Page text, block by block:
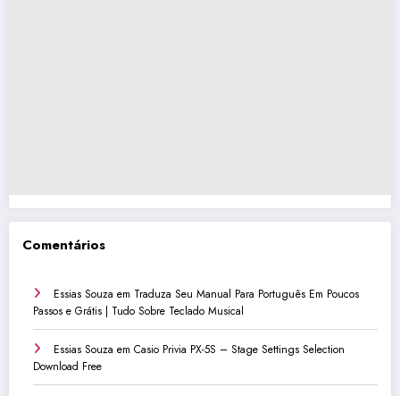
Comentários
Essias Souza em Traduza Seu Manual Para Português Em Poucos
Passos e Grátis | Tudo Sobre Teclado Musical
Essias Souza em Casio Privia PX-5S – Stage Settings Selection
Download Free